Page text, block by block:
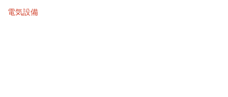
電気設備